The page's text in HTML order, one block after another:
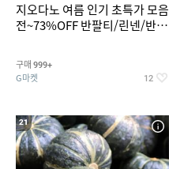
지오다노 여름 인기 초특가 모음
전~73%OFF 반팔티/린넨/반바
구매 999+
G마켓 12
21